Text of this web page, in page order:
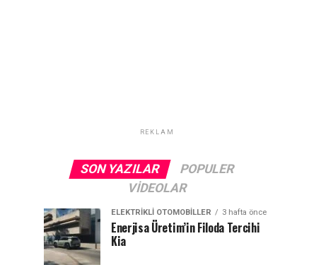
REKLAM
SON YAZILAR
POPULER
VIDEOLAR
ELEKTRIKLI OTOMOBILLER 3 hafta önce
Enerjisa Üretim’in Filoda Tercihi
Kia